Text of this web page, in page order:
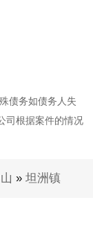
债务如债务人失
司根据案件的情况
» 坦洲镇